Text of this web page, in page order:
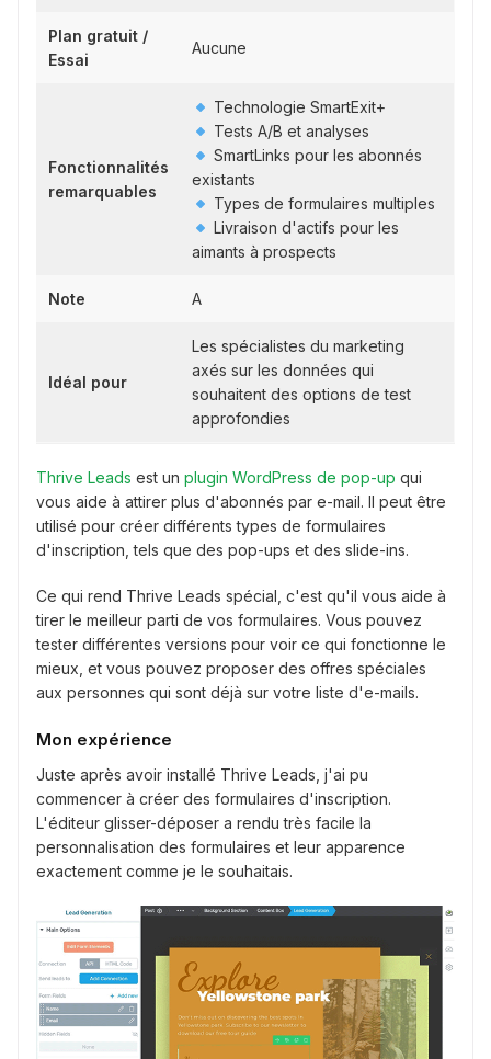
Plan gratuit /
Essai
Aucune
Fonctionnalités
remarquables
Technologie SmartExit+
Tests A/B et analyses
SmartLinks pour les abonnés
existants
Types de formulaires multiples
Livraison d'actifs pour les
aimants à prospects
Note A
Idéal pour
Les spécialistes du marketing
axés sur les données qui
souhaitent des options de test
approfondies
Thrive Leads est un plugin WordPress de pop-up qui
vous aide à attirer plus d'abonnés par e-mail. Il peut être
utilisé pour créer différents types de formulaires
d'inscription, tels que des pop-ups et des slide-ins.
Ce qui rend Thrive Leads spécial, c'est qu'il vous aide à
tirer le meilleur parti de vos formulaires. Vous pouvez
tester différentes versions pour voir ce qui fonctionne le
mieux, et vous pouvez proposer des offres spéciales
aux personnes qui sont déjà sur votre liste d'e-mails.
Mon expérience
Juste après avoir installé Thrive Leads, j'ai pu
commencer à créer des formulaires d'inscription.
L'éditeur glisser-déposer a rendu très facile la
personnalisation des formulaires et leur apparence
exactement comme je le souhaitais.